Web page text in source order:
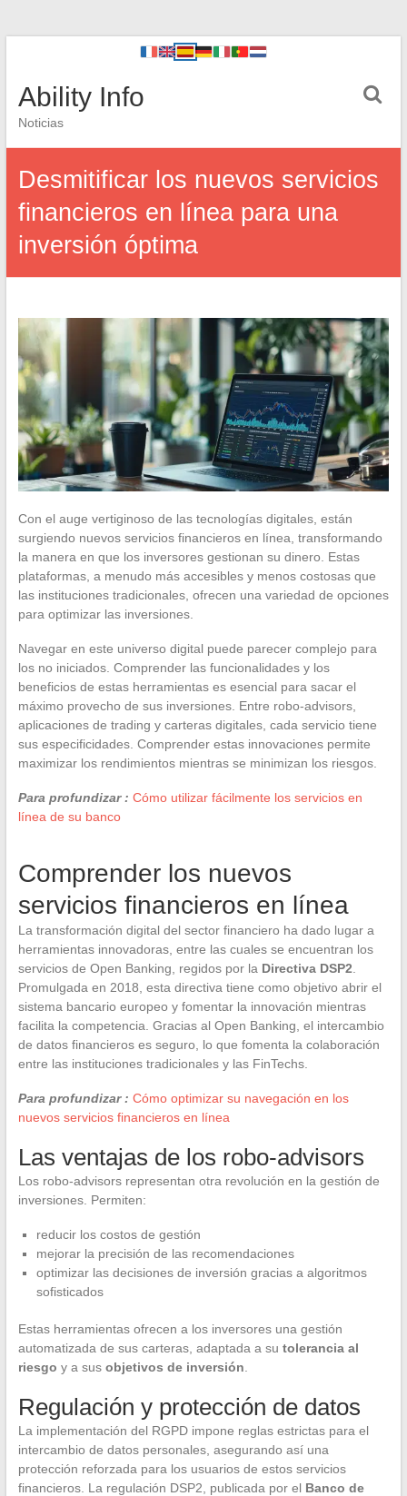
Ability Info
Noticias
Desmitificar los nuevos servicios
financieros en línea para una
inversión óptima
Con el auge vertiginoso de las tecnologías digitales, están
surgiendo nuevos servicios financieros en línea, transformando
la manera en que los inversores gestionan su dinero. Estas
plataformas, a menudo más accesibles y menos costosas que
las instituciones tradicionales, ofrecen una variedad de opciones
para optimizar las inversiones.
Navegar en este universo digital puede parecer complejo para
los no iniciados. Comprender las funcionalidades y los
beneficios de estas herramientas es esencial para sacar el
máximo provecho de sus inversiones. Entre robo-advisors,
aplicaciones de trading y carteras digitales, cada servicio tiene
sus especificidades. Comprender estas innovaciones permite
maximizar los rendimientos mientras se minimizan los riesgos.
Para profundizar : Cómo utilizar fácilmente los servicios en
línea de su banco
Comprender los nuevos
servicios financieros en línea
La transformación digital del sector financiero ha dado lugar a
herramientas innovadoras, entre las cuales se encuentran los
servicios de Open Banking, regidos por la Directiva DSP2
Promulgada en 2018, esta directiva tiene como objetivo abrir el
sistema bancario europeo y fomentar la innovación mientras
facilita la competencia. Gracias al Open Banking, el intercambio
de datos financieros es seguro, lo que fomenta la colaboración
entre las instituciones tradicionales y las FinTechs.
Para profundizar : Cómo optimizar su navegación en los
nuevos servicios financieros en línea
Las ventajas de los robo-advisors
Los robo-advisors representan otra revolución en la gestión de
inversiones. Permiten:
reducir los costos de gestión
mejorar la precisión de las recomendaciones
optimizar las decisiones de inversión gracias a algoritmos
sofisticados
Estas herramientas ofrecen a los inversores una gestión
automatizada de sus carteras, adaptada a su tolerancia al
riesgo y a sus objetivos de inversión
Regulación y protección de datos
La implementación del RGPD impone reglas estrictas para el
intercambio de datos personales, asegurando así una
protección reforzada para los usuarios de estos servicios
financieros. La regulación DSP2, publicada por el Banco de